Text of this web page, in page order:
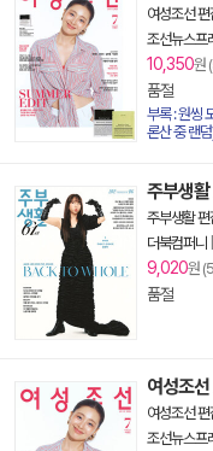
여성조선 편
조선뉴스프
10,350원
품절
부록 : 원씽
론산 중 랜
주부생
주부생활 편
더북컴퍼니
9,020원
품절
여성조
여성조선 편
조선뉴스프